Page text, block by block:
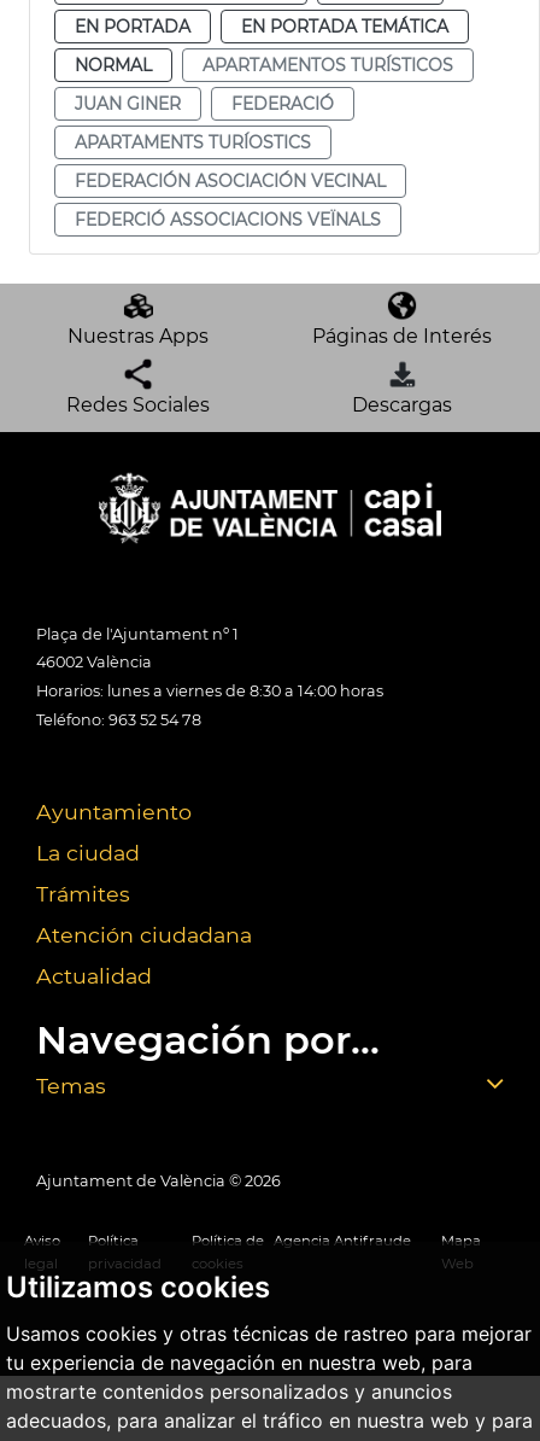
Utilizamos cookies
Usamos cookies y otras técnicas de rastreo para mejorar
tu experiencia de navegación en nuestra web, para
mostrarte contenidos personalizados y anuncios
adecuados, para analizar el tráfico en nuestra web y para
EN PORTADA
EN PORTADA TEMÁTICA
NORMAL
APARTAMENTOS TURÍSTICOS
JUAN GINER
FEDERACIÓ
APARTAMENTS TURÍOSTICS
FEDERACIÓN ASOCIACIÓN VECINAL
FEDERCIÓ ASSOCIACIONS VEÏNALS
Nuestras Apps Páginas de Interés
Redes Sociales Descargas
Plaça de l'Ajuntament nº 1
46002 València
Horarios: lunes a viernes de 8:30 a 14:00 horas
Teléfono: 963 52 54 78
Ayuntamiento
La ciudad
Trámites
Atención ciudadana
Actualidad
Navegación por...
Temas
Ajuntament de València © 2026
Aviso
legal
Política
privacidad
Política de
cookies
Agencia Antifraude
Mapa
Web